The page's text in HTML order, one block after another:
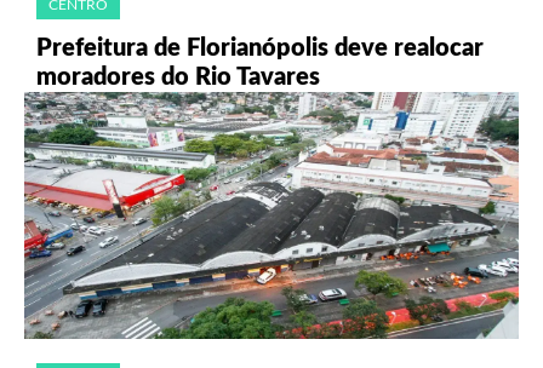
CENTRO
Prefeitura de Florianópolis deve realocar
moradores do Rio Tavares